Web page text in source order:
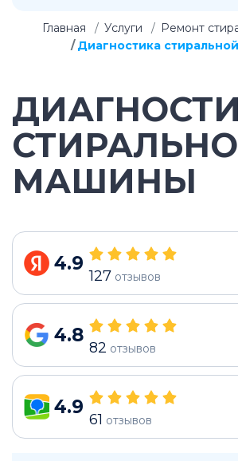
Главная Услуги
Ремонт
Диагностика
МАШИНЫ
4.9
127 отзывов
4.8
82 отзывов
4.9
61 отзывов